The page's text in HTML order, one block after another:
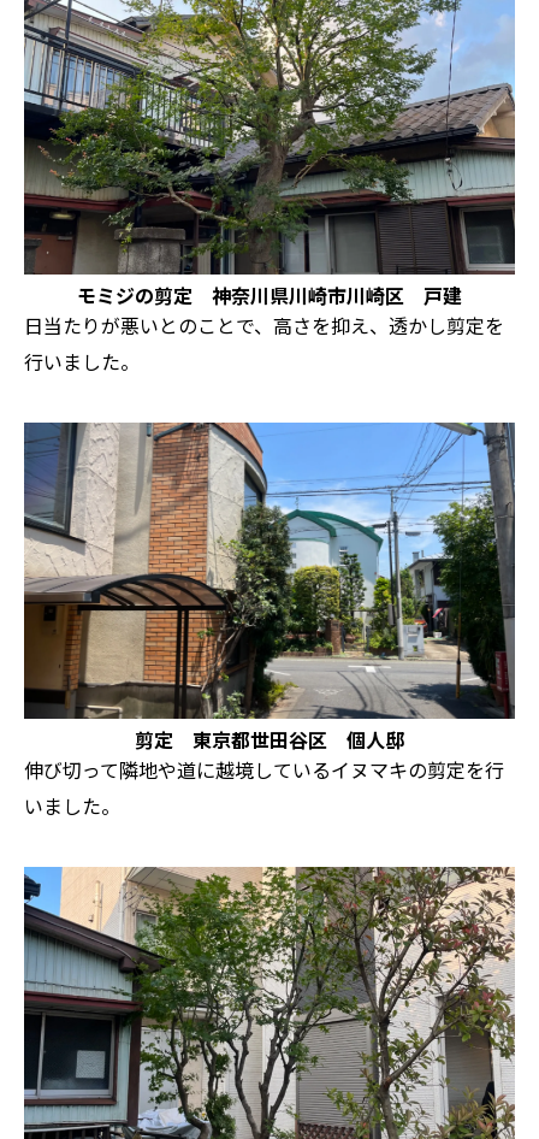
モミジの剪定 神奈川県川崎市川崎区 戸建
日当たりが悪いとのことで、高さを抑え、透かし剪定を
行いました。
剪定 東京都世田谷区 個人邸
伸び切って隣地や道に越境しているイヌマキの剪定を行
いました。